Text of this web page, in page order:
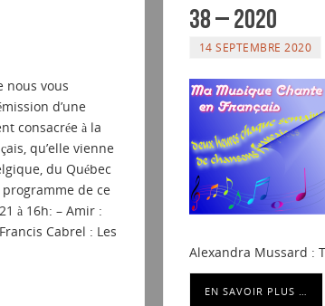
nous vous
d’une
consacrée à la
qu’elle vienne
du Québec
programme de ce
à 16h: – Amir :
Cabrel : Les
38 – 2020
14 SEPTEMBRE 2020
Alexandra Mussard :
EN SAVOIR PLUS …